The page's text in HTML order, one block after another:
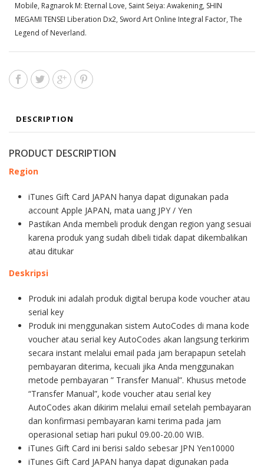
Mobile, Ragnarok M: Eternal Love, Saint Seiya: Awakening, SHIN
MEGAMI TENSEI Liberation Dx2, Sword Art Online Integral Factor, The
Legend of Neverland.
DESCRIPTION
PRODUCT DESCRIPTION
Region
iTunes Gift Card JAPAN hanya dapat digunakan pada
account Apple JAPAN, mata uang JPY / Yen
Pastikan Anda membeli produk dengan region yang sesuai
karena produk yang sudah dibeli tidak dapat dikembalikan
atau ditukar
Deskripsi
Produk ini adalah produk digital berupa kode voucher atau
serial key
Produk ini menggunakan sistem AutoCodes di mana kode
voucher atau serial key AutoCodes akan langsung terkirim
secara instant melalui email pada jam berapapun setelah
pembayaran diterima, kecuali jika Anda menggunakan
metode pembayaran ” Transfer Manual”. Khusus metode
“Transfer Manual”, kode voucher atau serial key
AutoCodes akan dikirim melalui email setelah pembayaran
dan konfirmasi pembayaran kami terima pada jam
operasional setiap hari pukul 09.00-20.00 WIB.
iTunes Gift Card ini berisi saldo sebesar JPN Yen10000
iTunes Gift Card JAPAN hanya dapat digunakan pada